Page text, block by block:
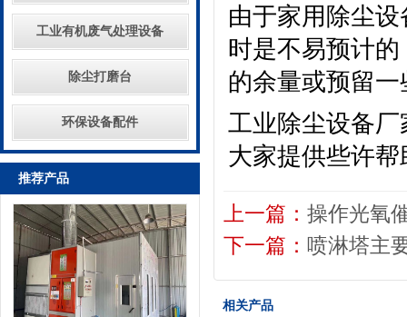
工业有机废气处理设备
除尘打磨台
环保设备配件
推荐产品
由于家用除尘
时是不易预计
的余量或预留
工业除尘设备
大家提供些许
上一篇： 操作光氧
下一篇： 喷淋塔主
相关产品